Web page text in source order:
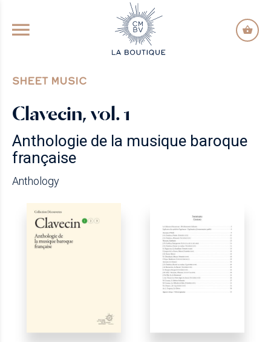
GO TO PRINCIPAL CONTENT
SHEET MUSIC
Clavecin, vol. 1
Anthologie de la musique baroque
française
Anthology